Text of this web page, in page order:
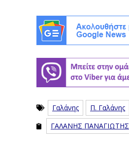
Γαλάνης
Π. Γαλάνης
ΓΑΛΑΝΗΣ ΠΑΝΑΓΙΩΤΗΣ